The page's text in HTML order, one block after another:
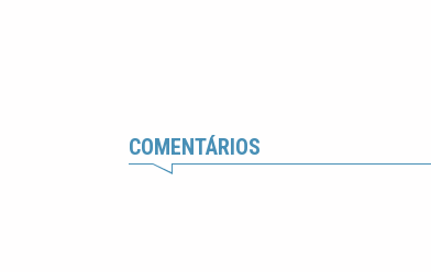
COMENTÁRIOS